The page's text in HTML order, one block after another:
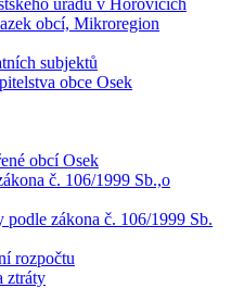
úřadu v Hořovicích
obcí, Mikroregion
subjektů
obce Osek
obcí Osek
č. 106/1999 Sb.,o
zákona č. 106/1999 Sb.
rozpočtu
ztráty